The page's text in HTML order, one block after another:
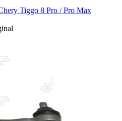
Tiggo 8 Pro / Pro Max